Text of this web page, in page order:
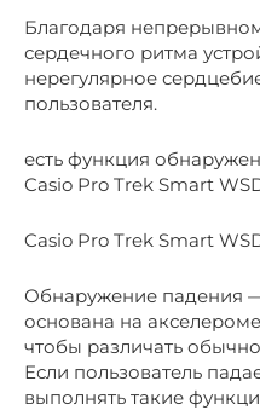
Благодаря
сердечного ритма
нерегулярное
пользователя.
есть функция
Casio Pro Trek Smart
Casio Pro Trek Smart
Обнаружение падения
основана на
чтобы различать
Если пользователь
выполнять такие